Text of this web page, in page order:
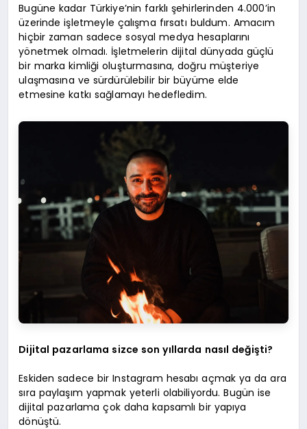
Bugüne kadar Türkiye’nin farklı şehirlerinden 4.000’in
üzerinde işletmeyle çalışma fırsatı buldum. Amacım
hiçbir zaman sadece sosyal medya hesaplarını
yönetmek olmadı. İşletmelerin dijital dünyada güçlü
bir marka kimliği oluşturmasına, doğru müşteriye
ulaşmasına ve sürdürülebilir bir büyüme elde
etmesine katkı sağlamayı hedefledim.
Dijital pazarlama sizce son yıllarda nasıl değişti?
Eskiden sadece bir Instagram hesabı açmak ya da ara
sıra paylaşım yapmak yeterli olabiliyordu. Bugün ise
dijital pazarlama çok daha kapsamlı bir yapıya
dönüştü.